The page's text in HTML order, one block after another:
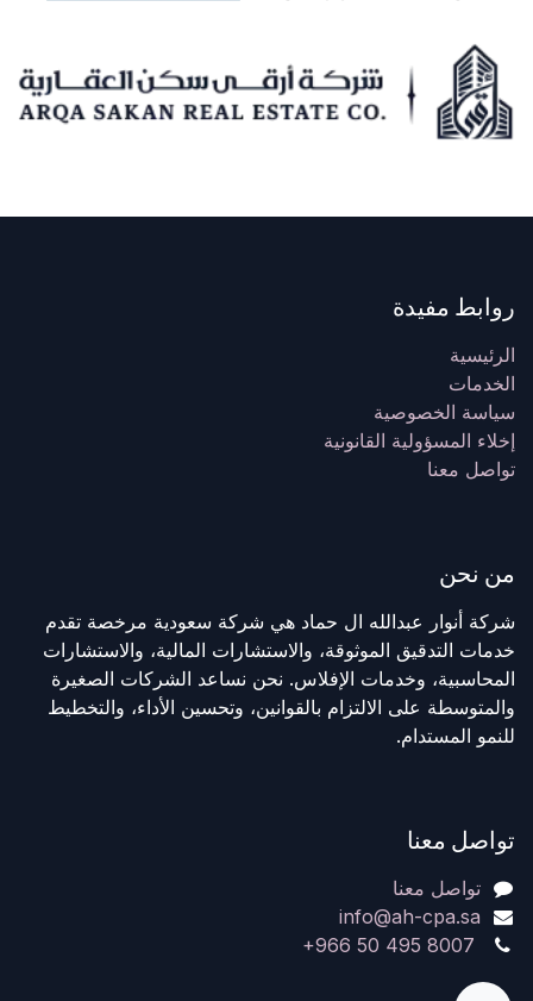
روابط مفيدة
الرئيسية
الخدمات
سياسة الخصوصية
إخلاء المسؤولية القانونية
تواصل معنا
من نحن
شركة أنوار عبدالله ال حماد هي شركة سعودية مرخصة تقدم
خدمات التدقيق الموثوقة، والاستشارات المالية، والاستشارات
المحاسبية، وخدمات الإفلاس. نحن نساعد الشركات الصغيرة
والمتوسطة على الالتزام بالقوانين، وتحسين الأداء، والتخطيط
للنمو المستدام.
تواصل معنا
تواصل معنا
info@ah-cpa.sa
+966 50 495 8007